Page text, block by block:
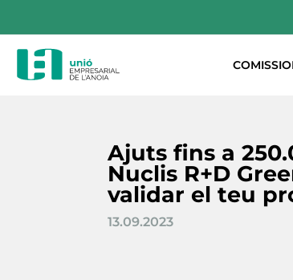
Ajuts fins a
Nuclis R+D
validar el teu
13.09.2023